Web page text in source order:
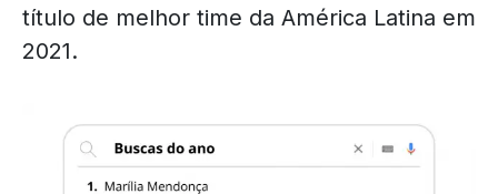
título de melhor time da América Latina em
2021.